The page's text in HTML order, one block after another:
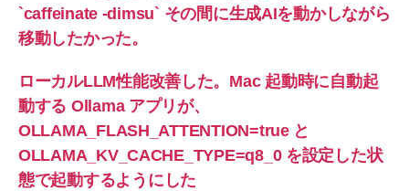
`caffeinate -dimsu` その間に生成AIを動かしながら
移動したかった。
ローカルLLM性能改善した。Mac 起動時に自動起
動する Ollama アプリが、
OLLAMA_FLASH_ATTENTION=true と
OLLAMA_KV_CACHE_TYPE=q8_0 を設定した状
態で起動するようにした